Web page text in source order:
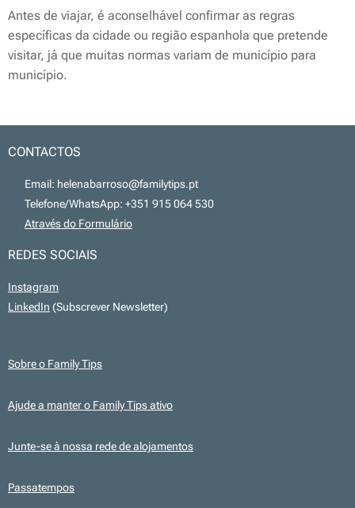
Antes de viajar, é aconselhável confirmar as regras
específicas da cidade ou região espanhola que pretende
visitar, já que muitas normas variam de município para
município.
CONTACTOS
📧 Email: helenabarroso@familytips.pt
📞 Telefone/WhatsApp: +351 915 064 530
Através do Formulário
REDES SOCIAIS
Instagram
LinkedIn (Subscrever Newsletter)
Sobre o Family Tips
Ajude a manter o Family Tips ativo
Junte-se à nossa rede de alojamentos
Passatempos